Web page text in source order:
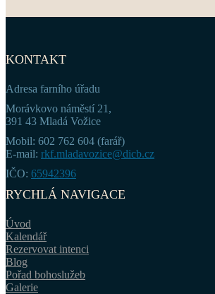
KONTAKT
Adresa farního úřadu
Morávkovo náměstí 21,
391 43 Mladá Vožice
Mobil: 602 762 604 (farář)
E-mail: rkf.mladavozice@dicb.cz
IČO: 65942396
RYCHLÁ NAVIGACE
Úvod
Kalendář
Rezervovat intenci
Blog
Pořad bohoslužeb
Galerie